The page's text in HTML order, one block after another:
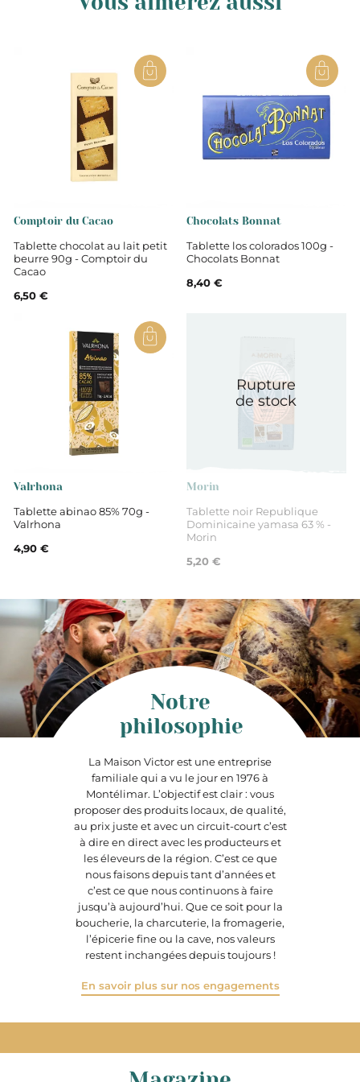
Comptoir du Cacao
Tablette chocolat au lait petit
beurre 90g - Comptoir du
Cacao
6,50 €
Chocolats Bonnat
Tablette los colorados 100g -
Chocolats Bonnat
8,40 €
Valrhona
Tablette abinao 85% 70g -
Valrhona
4,90 €
Rupture
de stock
Morin
Tablette noir Republique
Dominicaine yamasa 63 % -
Morin
5,20 €
La Maison Victor est une entreprise
familiale qui a vu le jour en 1976 à
Montélimar. L’objectif est clair : vous
proposer des produits locaux, de qualité,
au prix juste et avec un circuit-court c’est
à dire en direct avec les producteurs et
les éleveurs de la région. C’est ce que
nous faisons depuis tant d’années et
c’est ce que nous continuons à faire
jusqu’à aujourd’hui. Que ce soit pour la
boucherie, la charcuterie, la fromagerie,
l’épicerie fine ou la cave, nos valeurs
restent inchangées depuis toujours !
En savoir plus sur nos engagements
Notre
philosophie